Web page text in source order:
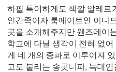
하필 특이하게도 색깔 알레르
인간족이자 룸메이트인 이니
곳을 소개해주지만 웬즈데이
학교에 다닐 생각이 전혀 없
게 네 개의 종파로 이루어져
고도 불리는 송곳니파, 늑대